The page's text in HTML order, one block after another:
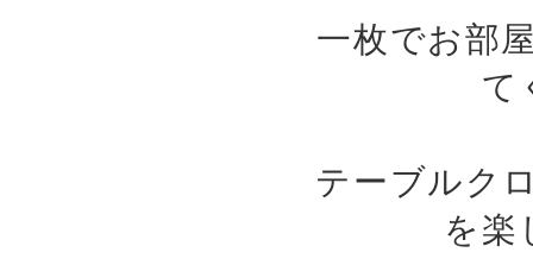
一枚でお部
て
テーブルク
を楽